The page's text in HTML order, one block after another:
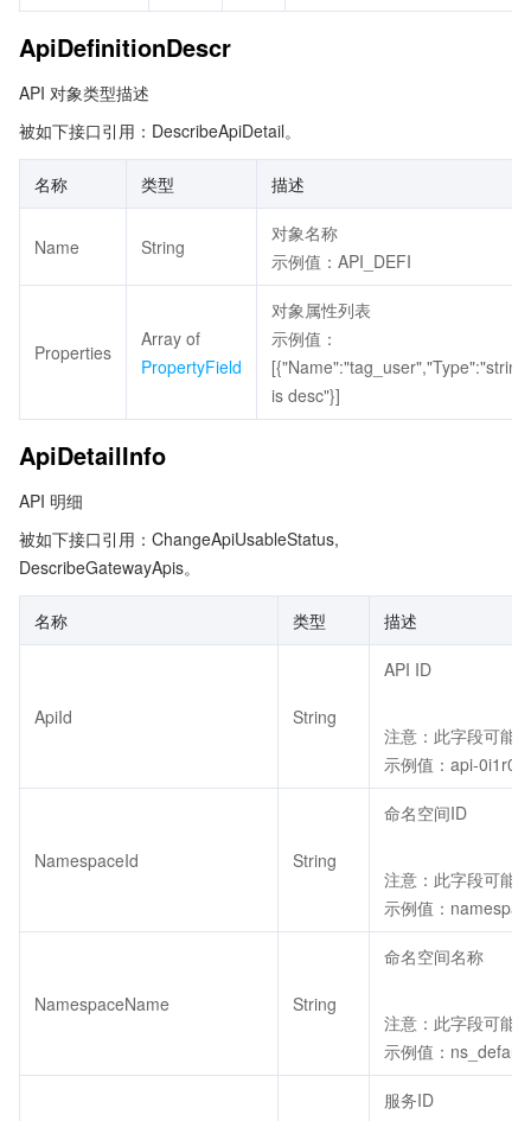
ApiDefinitionDescr
API 对象类型描述
被如下接口引用：DescribeApiDetail。
名称 类型 描述
Name String
对象名称
示例值：API_DEFI
Properties
Array of
PropertyField
对象属性列表
示例值：
is desc"}]
ApiDetailInfo
API 明细
被如下接口引用：ChangeApiUsableStatus,
DescribeGatewayApis。
名称 类型 描述
ApiId String
API ID
注意：此字段可能
示例值：api-
NamespaceId String
命名空间ID
注意：此字段可能
示例值：
NamespaceName String
命名空间名称
注意：此字段可能
示例值：ns_default
服务ID